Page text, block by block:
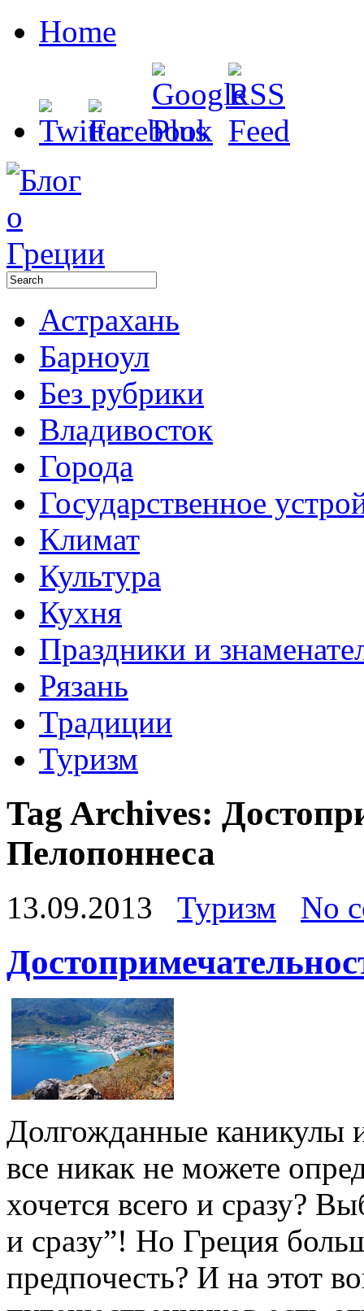
Home
Астрахань
Барноул
Без рубрики
Владивосток
Города
Государственное
Климат
Культура
Кухня
Праздники и
Рязань
Традиции
Туризм
Tag Archives:
Пелопоннеса
13.09.2013 Туризм No
Долгожданные каникулы
все никак не можете
хочется всего и сразу?
и сразу”! Но Греция
предпочесть? И на этот